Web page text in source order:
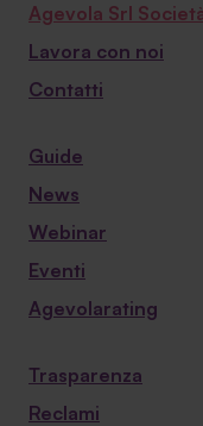
Agevola Srl
Lavora con noi
Contatti
Guide
News
Webinar
Eventi
Agevolarating
Trasparenza
Reclami